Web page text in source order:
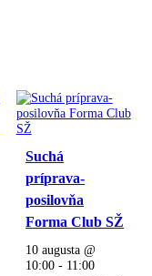
Suchá
príprava-
posilovňa
Forma Club SŽ
10 augusta @
10:00 - 11:00